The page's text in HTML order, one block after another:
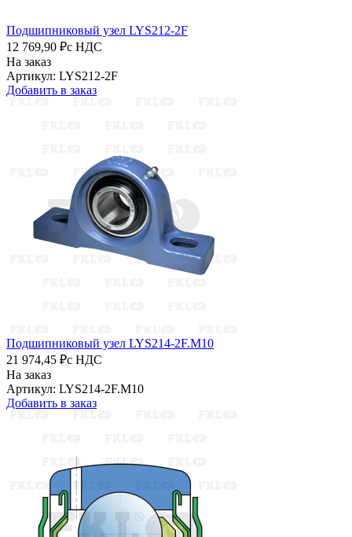
Подшипниковый узел LYS212-2F
12 769,90 ₽с НДС
На заказ
Артикул: LYS212-2F
Добавить в заказ
Подшипниковый узел LYS214-2F.M10
21 974,45 ₽с НДС
На заказ
Артикул: LYS214-2F.M10
Добавить в заказ